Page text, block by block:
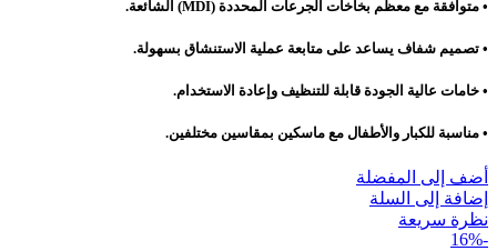
• متوافقة مع معظم بخاخات الجرعات المحددة (MDI) الشائعة.
• تصميم شفاف يساعد على متابعة عملية الاستنشاق بسهولة.
• خامات عالية الجودة قابلة للتنظيف وإعادة الاستخدام.
• مناسبة للكبار والأطفال مع ماسكين بمقاسين مختلفين.
أضف إلى المفضلة
إضافة إلى السلة
نظرة سريعة
-16%